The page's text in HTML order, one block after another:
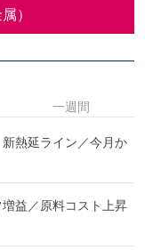
）
熱延ライン／今月か
益／原料コスト上昇
一週間